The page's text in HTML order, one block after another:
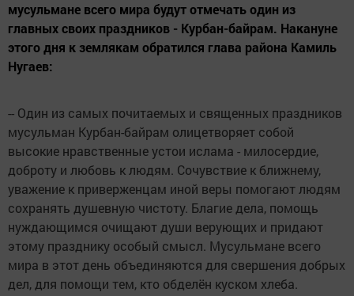
мусульмане всего мира будут отмечать один из
главных своих праздников - Курбан-байрам. Накануне
этого дня к землякам обратился глава района Камиль
Нугаев:
-- Один из самых почитаемых и священных праздников
мусульман Курбан-байрам олицетворяет собой
высокие нравственные устои ислама - милосердие,
доброту и любовь к людям. Сочувствие к ближнему,
уважение к приверженцам иной веры помогают людям
сохранять душевную чистоту. Благие дела, помощь
нуждающимся очищают души верующих и придают
этому празднику особый смысл. Мусульмане всего
мира в этот день объединяются для свершения добрых
дел, для помощи тем, кто обделён куском хлеба.